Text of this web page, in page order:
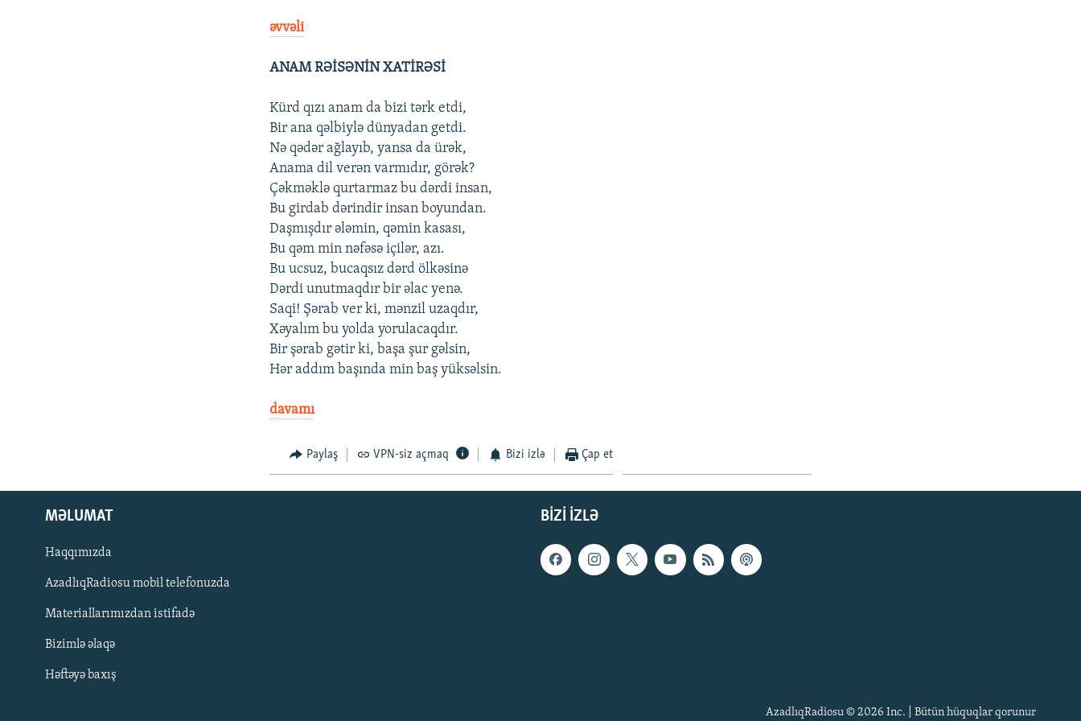
əvvəli
ANAM RƏİSƏNİN XATİRƏSİ
Kürd qızı anam da bizi tərk etdi,
Bir ana qəlbiylə dünyadan getdi.
Nə qədər ağlayıb, yansa da ürək,
Anama dil verən varmıdır, görək?
Çəkməklə qurtarmaz bu dərdi insan,
Bu girdab dərindir insan boyundan.
Daşmışdır ələmin, qəmin kasası,
Bu qəm min nəfəsə içilər, azı.
Bu ucsuz, bucaqsız dərd ölkəsinə
Dərdi unutmaqdır bir əlac yenə.
Saqi! Şərab ver ki, mənzil uzaqdır,
Xəyalım bu yolda yorulacaqdır.
Bir şərab gətir ki, başa şur gəlsin,
Hər addım başında min baş yüksəlsin.
davamı
Paylaş VPN-siz açmaq Bizi izlə Çap et
BIZI IZLƏ
MƏLUMAT
Haqqımızda
AzadlıqRadiosu mobil telefonuzda
Materiallarımızdan istifadə
Bizimlə əlaqə
Həftəyə baxış
AzadlıqRadiosu © 2026 Inc. | Bütün hüquqlar qorunur